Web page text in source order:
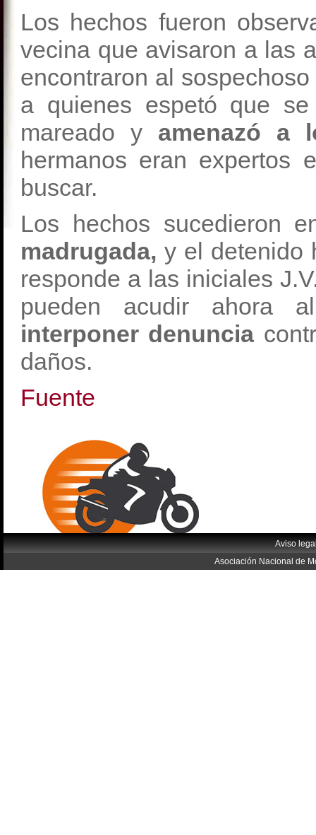
Los hechos fueron
vecina que avisaron a las
encontraron al
a quienes espetó que
mareado y amenazó a
hermanos eran expertos
buscar.
Los hechos sucedieron
madrugada, y el detenido
responde a las iniciales
pueden
acudir ahora al
interponer denuncia
daños.
Fuente
Aviso
Asociación Nacional de